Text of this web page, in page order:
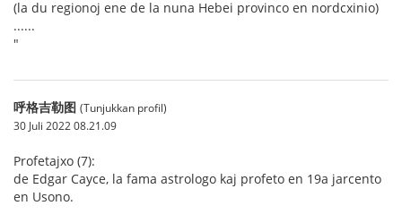
(la du regionoj ene de la nuna Hebei provinco en nordcxinio)
......
"
呼格吉勒图 (Tunjukkan profil)
30 Juli 2022 08.21.09
Profetajxo (7):
de Edgar Cayce, la fama astrologo kaj profeto en 19a jarcento
en Usono.